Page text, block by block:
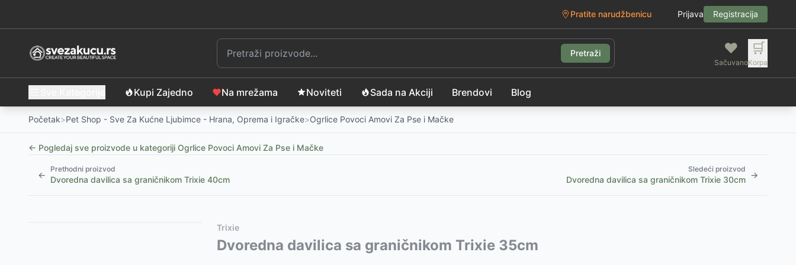
Pratite narudžbenicu Prijava Registracija
Pretraži ❤️
Sačuvano
🛒
Korpa
Kupi Zajedno Na mrežama Noviteti Sada na Akciji Brendovi Blog
Početak>Pet Shop - Sve Za Kućne Ljubimce - Hrana, Oprema i Igračke>Ogrlice Povoci Amovi Za Pse i Mačke
← Pogledaj sve proizvode u kategoriji Ogrlice Povoci Amovi Za Pse i Mačke
←
Prethodni proizvod
Dvoredna davilica sa graničnikom Trixie 40cm
Sledeći proizvod
Dvoredna davilica sa graničnikom Trixie 30cm →
Automatski povodac za pse sa LED svetlom, 5m-907RSD
Ovaj proizvod nije dostupan, pogledajte slične proizvode:
Trixie
Dvoredna davilica sa graničnikom Trixie 35cm